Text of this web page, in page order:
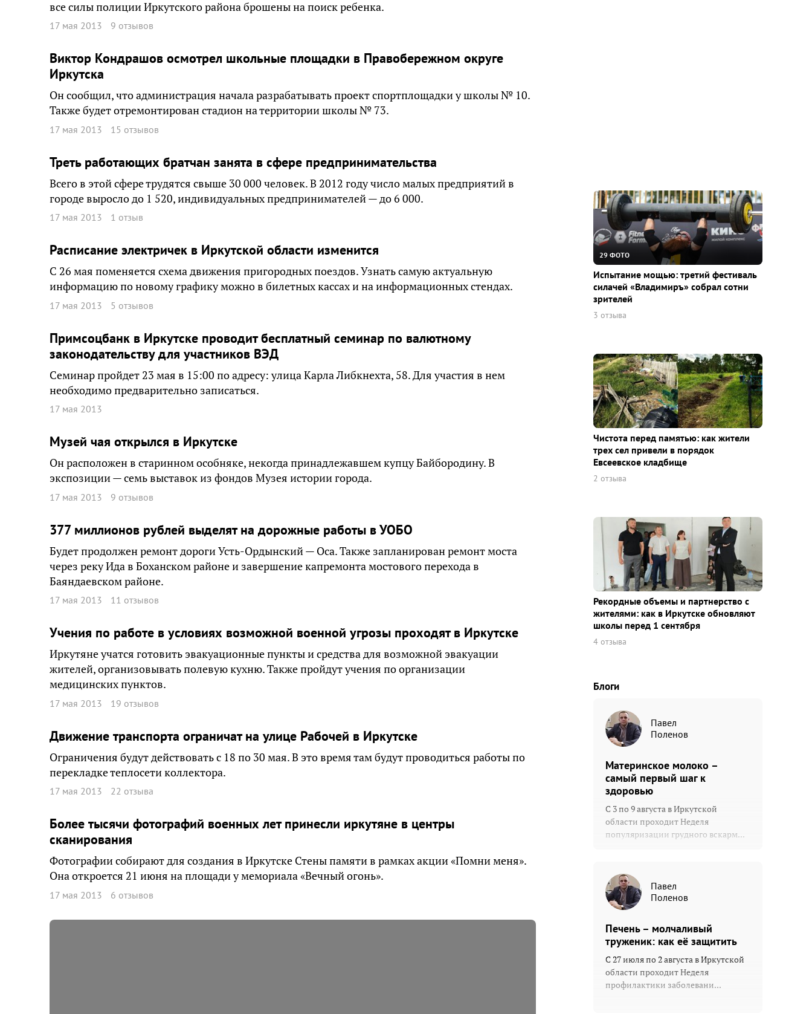
все силы полиции Иркутского района брошены на поиск ребенка.
17 мая 2013 9 отзывов
Виктор Кондрашов осмотрел школьные площадки в Правобережном округе
Иркутска
Он сообщил, что администрация начала разрабатывать проект спортплощадки у школы № 10.
Также будет отремонтирован стадион на территории школы № 73.
17 мая 2013 15 отзывов
Треть работающих братчан занята в сфере предпринимательства
Всего в этой сфере трудятся свыше 30 000 человек. В 2012 году число малых предприятий в
городе выросло до 1 520, индивидуальных предпринимателей — до 6 000.
17 мая 2013 1 отзыв
Расписание электричек в Иркутской области изменится
С 26 мая поменяется схема движения пригородных поездов. Узнать самую актуальную
информацию по новому графику можно в билетных кассах и на информационных стендах.
17 мая 2013 5 отзывов
Примсоцбанк в Иркутске проводит бесплатный семинар по валютному
законодательству для участников ВЭД
Семинар пройдет 23 мая в 15:00 по адресу: улица Карла Либкнехта, 58. Для участия в нем
необходимо предварительно записаться.
17 мая 2013
Музей чая открылся в Иркутске
Он расположен в старинном особняке, некогда принадлежавшем купцу Байбородину. В
экспозиции — семь выставок из фондов Музея истории города.
17 мая 2013 9 отзывов
377 миллионов рублей выделят на дорожные работы в УОБО
Будет продолжен ремонт дороги Усть-Ордынский — Оса. Также запланирован ремонт моста
через реку Ида в Боханском районе и завершение капремонта мостового перехода в
Баяндаевском районе.
17 мая 2013 11 отзывов
Учения по работе в условиях возможной военной угрозы проходят в Иркутске
Иркутяне учатся готовить эвакуационные пункты и средства для возможной эвакуации
жителей, организовывать полевую кухню. Также пройдут учения по организации
медицинских пунктов.
17 мая 2013 19 отзывов
Движение транспорта ограничат на улице Рабочей в Иркутске
Ограничения будут действовать с 18 по 30 мая. В это время там будут проводиться работы по
перекладке теплосети коллектора.
17 мая 2013 22 отзыва
Более тысячи фотографий военных лет принесли иркутяне в центры
сканирования
Фотографии собирают для создания в Иркутске Стены памяти в рамках акции «Помни меня».
Она откроется 21 июня на площади у мемориала «Вечный огонь».
17 мая 2013 6 отзывов
29 ФОТО
Испытание мощью: третий фестиваль
силачей «Владимиръ» собрал сотни
зрителей
3 отзыва
Чистота перед памятью: как жители
трех сел привели в порядок
Евсеевское кладбище
2 отзыва
Рекордные объемы и партнерство с
жителями: как в Иркутске обновляют
школы перед 1 сентября
4 отзыва
Блоги
Павел
Поленов
Материнское молоко –
самый первый шаг к
здоровью
С 3 по 9 августа в Иркутской
области проходит Неделя
популяризации грудного вскарм...
Павел
Поленов
Печень – молчаливый
труженик: как её защитить
С 27 июля по 2 августа в Иркутской
области проходит Неделя
профилактики заболевани...